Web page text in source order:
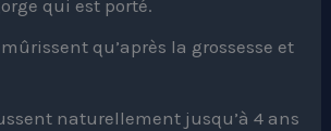
qui est porté.
qu’après la grossesse et
naturellement jusqu’à 4 ans